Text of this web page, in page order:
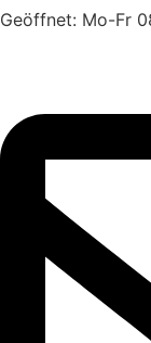
Geöffnet: Mo-Fr